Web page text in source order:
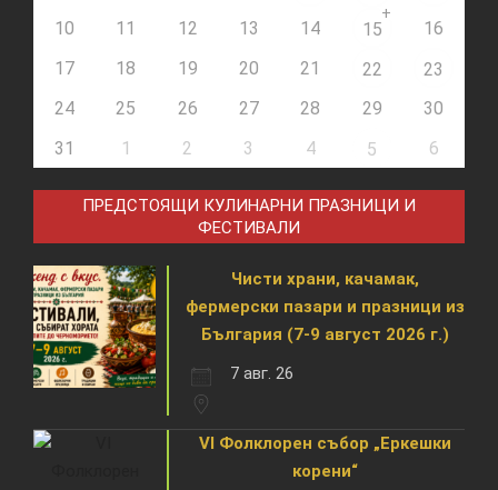
10
11 12 13 14 15
+
16
17
18 19 20 21 22
23
24
25 26 27 28 29
30
31
1 2 3 4 5 6
ПРЕДСТОЯЩИ КУЛИНАРНИ ПРАЗНИЦИ И
ФЕСТИВАЛИ
Чисти храни, качамак,
фермерски пазари и празници из
България (7-9 август 2026 г.)
7 авг. 26
VI Фолклорен събор „Еркешки
корени“